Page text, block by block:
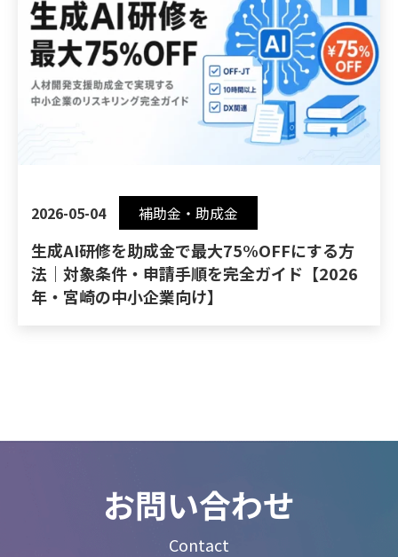
2026-05-04 補助金・助成金
生成AI研修を助成金で最大75%OFFにする方
法｜対象条件・申請手順を完全ガイド【2026
年・宮崎の中小企業向け】
お問い合わせ
Contact